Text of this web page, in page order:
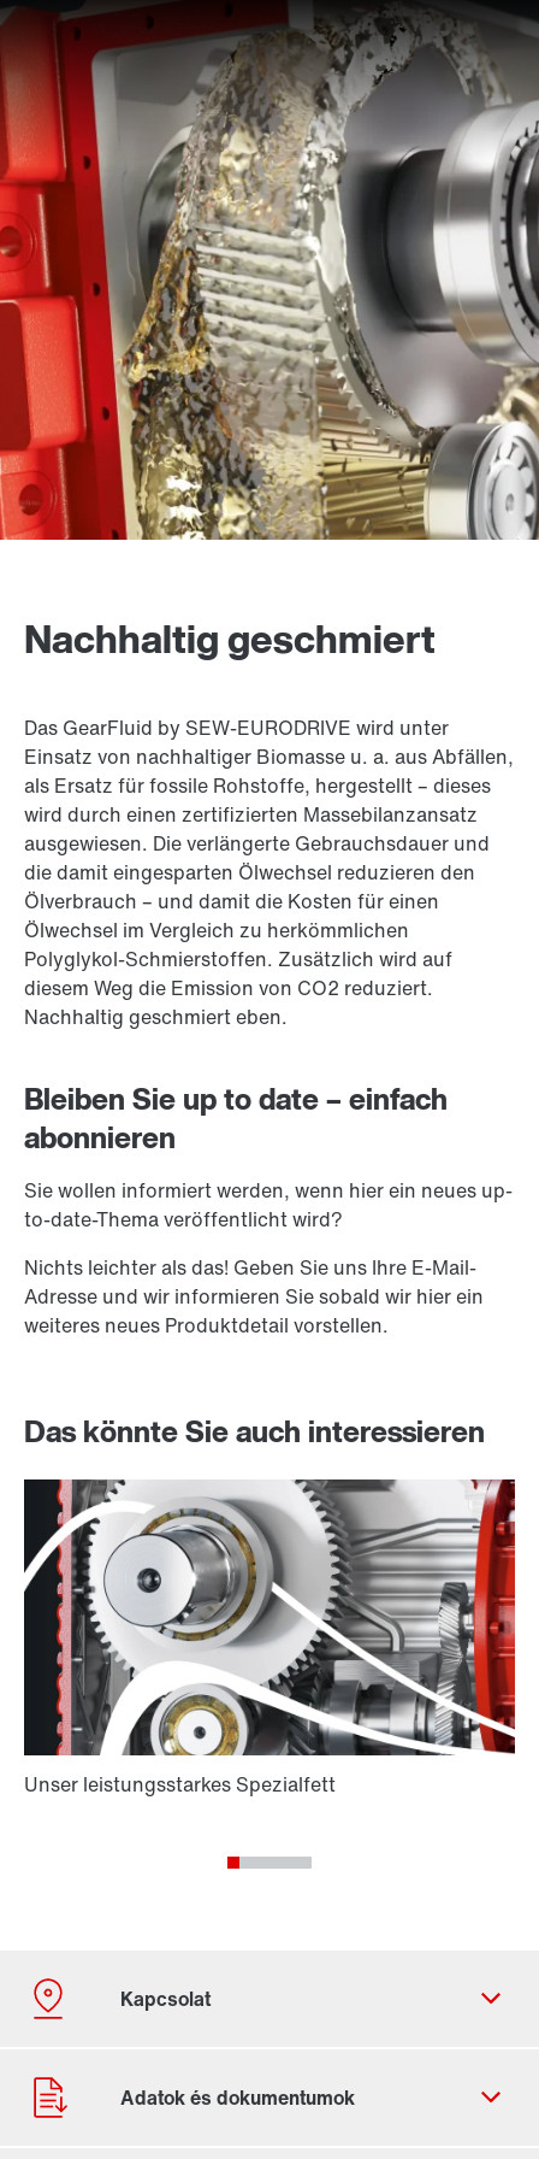
Nachhaltig geschmiert
Das GearFluid by SEW-EURODRIVE wird unter
Einsatz von nachhaltiger Biomasse u. a. aus Abfällen,
als Ersatz für fossile Rohstoffe, hergestellt – dieses
wird durch einen zertifizierten Massebilanzansatz
ausgewiesen. Die verlängerte Gebrauchsdauer und
die damit eingesparten Ölwechsel reduzieren den
Ölverbrauch – und damit die Kosten für einen
Ölwechsel im Vergleich zu herkömmlichen
Polyglykol-Schmierstoffen. Zusätzlich wird auf
diesem Weg die Emission von CO2 reduziert.
Nachhaltig geschmiert eben.
Bleiben Sie up to date – einfach
abonnieren
Sie wollen informiert werden, wenn hier ein neues up-
to-date-Thema veröffentlicht wird?
Nichts leichter als das! Geben Sie uns Ihre E-Mail-
Adresse und wir informieren Sie sobald wir hier ein
weiteres neues Produktdetail vorstellen.
Das könnte Sie auch interessieren